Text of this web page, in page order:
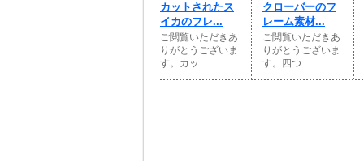
カットされたス
イカのフレ...
ご閲覧いただきあ
りがとうございま
す。カッ...
クローバーのフ
レーム素材...
ご閲覧いただきあ
りがとうございま
す。四つ...